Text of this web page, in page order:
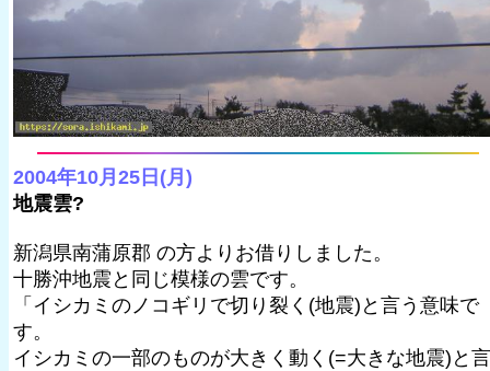
2004年10月25日(月)
地震雲?
新潟県南蒲原郡 の方よりお借りしました。
十勝沖地震と同じ模様の雲です。
「イシカミのノコギリで切り裂く(地震)と言う意味で
す。
イシカミの一部のものが大きく動く(=大きな地震)と言